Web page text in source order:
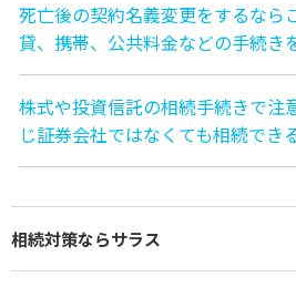
死亡後の契約名義変更をするなら
貸、携帯、公共料金などの手続き
株式や投資信託の相続手続きで注
じ証券会社ではなくても相続でき
相続対策ならサラス